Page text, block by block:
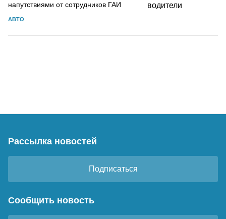
напутствиями от сотрудников ГАИ
АВТО
Рассылка новостей
Подписаться
Сообщить новость